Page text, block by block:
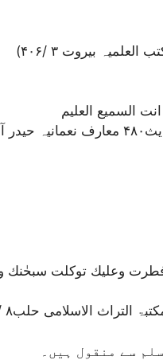
السمیع العلیم
وعلیك توکلت سبحٰنك
سے منقول ہیں۔